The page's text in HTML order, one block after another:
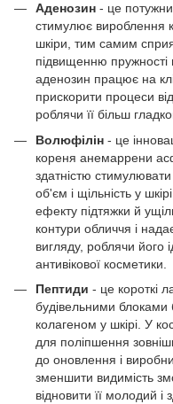
Аденозин - це
стимулює вироблення
шкіри, тим самим
підвищенню пружності
аденозин працює на
прискорити процеси
роблячи її більш
Волюфілін - це
кореня анемаррени
здатністю стимулювати
об'єм і щільність у
ефекту підтяжки й
контури обличчя і
вигляду, роблячи
антивікової косметики.
Пептиди - це короткі
будівельними блоками
колагеном у шкірі. У
для поліпшення
до оновлення і
зменшити видимість
відновити її молодий і